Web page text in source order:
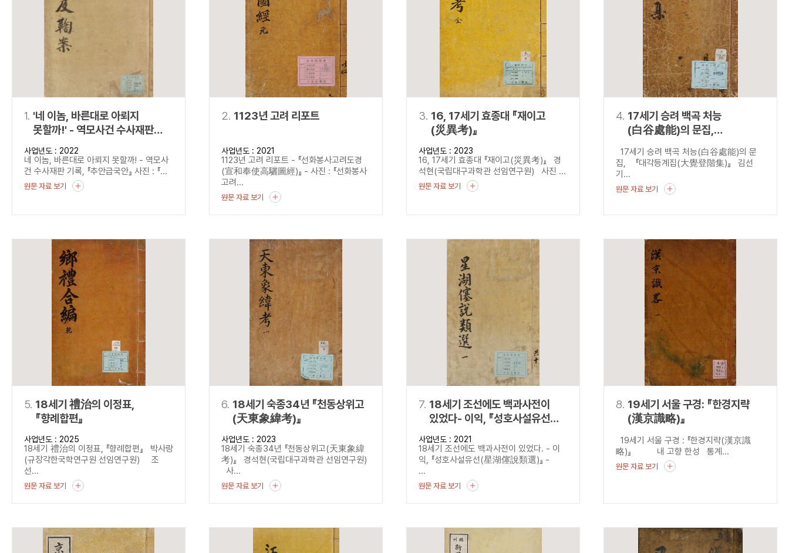
설명
정조 AND 정약용
“정조”와 “정약용”이 동시에 포함된 자료를 검
정조 OR 정약용 “정조” 또는 “정약용”이 포함된 자료를 검색
정조 NOT 정약용
“정조”가 나온 후 “정약용”이 나오지 않는 자
1. '네 이놈, 바른대로 아뢰지
못할까!' - 역모사건 수사재판
기록, 『추안급국안』
사업년도 : 2022
네 이놈, 바른대로 아뢰지 못할까! - 역모사
건 수사재판 기록, 『추안급국안』 사진 : 『...
원문 자료 보기
2. 1123년 고려 리포트
사업년도 : 2021
1123년 고려 리포트 - 『선화봉사고려도경
(宣和奉使高驪圖經)』 - 사진 : 『선화봉사
고려...
원문 자료 보기
3. 16, 17세기 효종대 『재이고
(災異考)』
사업년도 : 2023
16, 17세기 효종대 『재이고(災異考)』 경
석현(국립대구과학관 선임연구원) 사진 ...
원문 자료 보기
4. 17세기 승려 백곡 처능
(白谷處能)의 문집,
17세기 승려 백곡 처능(白谷處能)의 문
집, 『대각등계집(大覺登階集)』 김선
기...
원문 자료 보기
5. 18세기 禮治의 이정표,
『향례합편』
사업년도 : 2025
18세기 禮治의 이정표, 『향례합편』 박사랑
(규장각한국학연구원 선임연구원) 조
선...
원문 자료 보기
6. 18세기 숙종34년 『천동상위고
(天東象緯考)』
사업년도 : 2023
18세기 숙종34년 『천동상위고(天東象緯
考)』 경석현(국립대구과학관 선임연구원)
사...
원문 자료 보기
7. 18세기 조선에도 백과사전이
있었다- 이익, 『성호사설유선
(星湖僿說類選)』 -
사업년도 : 2021
18세기 조선에도 백과사전이 있었다. - 이
익, 『성호사설유선(星湖僿說類選)』 -
...
원문 자료 보기
8. 19세기 서울 구경: 『한경지략
(漢京識略)』
19세기 서울 구경 : 『한경지략(漢京識
略)』 내 고향 한성 통계...
원문 자료 보기